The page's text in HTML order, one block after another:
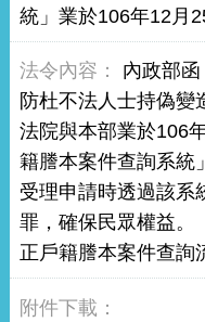
統」業於106年12月
內政部
防杜不法人士持偽變
法院與本部業於106
籍謄本案件查詢系統
受理申請時透過該系
罪，確保民眾權益。
正戶籍謄本案件查詢